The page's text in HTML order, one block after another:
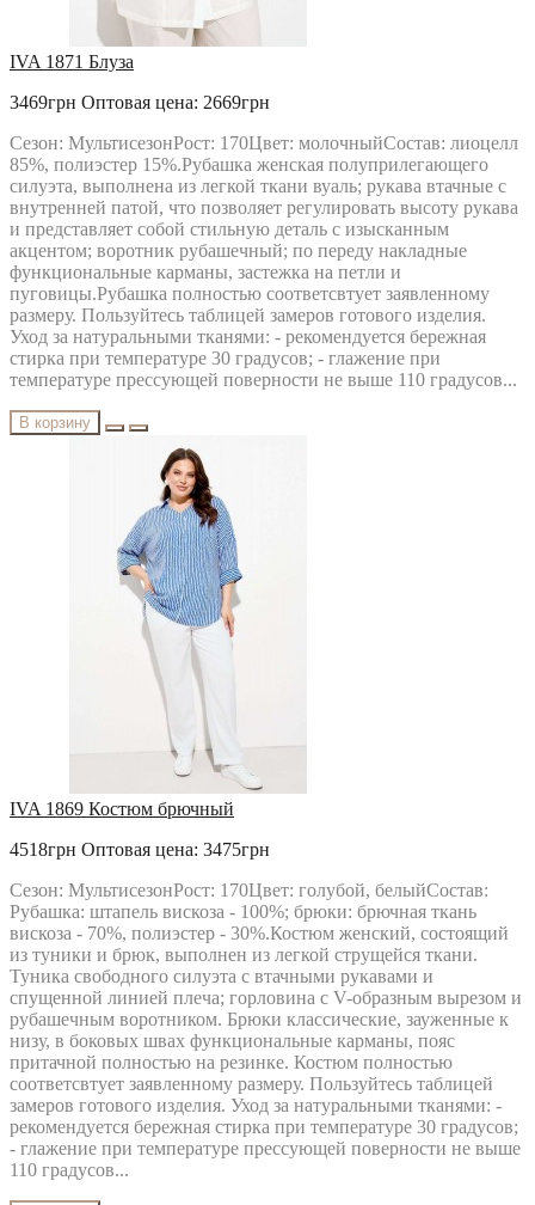
IVA 1871 Блуза
3469грн Оптовая цена: 2669грн
Сезон: МультисезонРост: 170Цвет: молочныйСостав: лиоцелл
85%, полиэстер 15%.Рубашка женская полуприлегающего
силуэта, выполнена из легкой ткани вуаль; рукава втачные с
внутренней патой, что позволяет регулировать высоту рукава
и представляет собой стильную деталь с изысканным
акцентом; воротник рубашечный; по переду накладные
функциональные карманы, застежка на петли и
пуговицы.Рубашка полностью соответсвтует заявленному
размеру. Пользуйтесь таблицей замеров готового изделия.
Уход за натуральными тканями: - рекомендуется бережная
стирка при температуре 30 градусов; - глажение при
температуре прессующей поверности не выше 110 градусов...
В корзину
IVA 1869 Костюм брючный
4518грн Оптовая цена: 3475грн
Сезон: МультисезонРост: 170Цвет: голубой, белыйСостав:
Рубашка: штапель вискоза - 100%; брюки: брючная ткань
вискоза - 70%, полиэстер - 30%.Костюм женский, состоящий
из туники и брюк, выполнен из легкой струщейся ткани.
Туника свободного силуэта с втачными рукавами и
спущенной линией плеча; горловина с V-образным вырезом и
рубашечным воротником. Брюки классические, зауженные к
низу, в боковых швах функциональные карманы, пояс
притачной полностью на резинке. Костюм полностью
соответсвтует заявленному размеру. Пользуйтесь таблицей
замеров готового изделия. Уход за натуральными тканями: -
рекомендуется бережная стирка при температуре 30 градусов;
- глажение при температуре прессующей поверности не выше
110 градусов...